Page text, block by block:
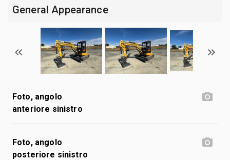
General Appearance
Foto, angolo
anteriore sinistro
Foto, angolo
posteriore sinistro